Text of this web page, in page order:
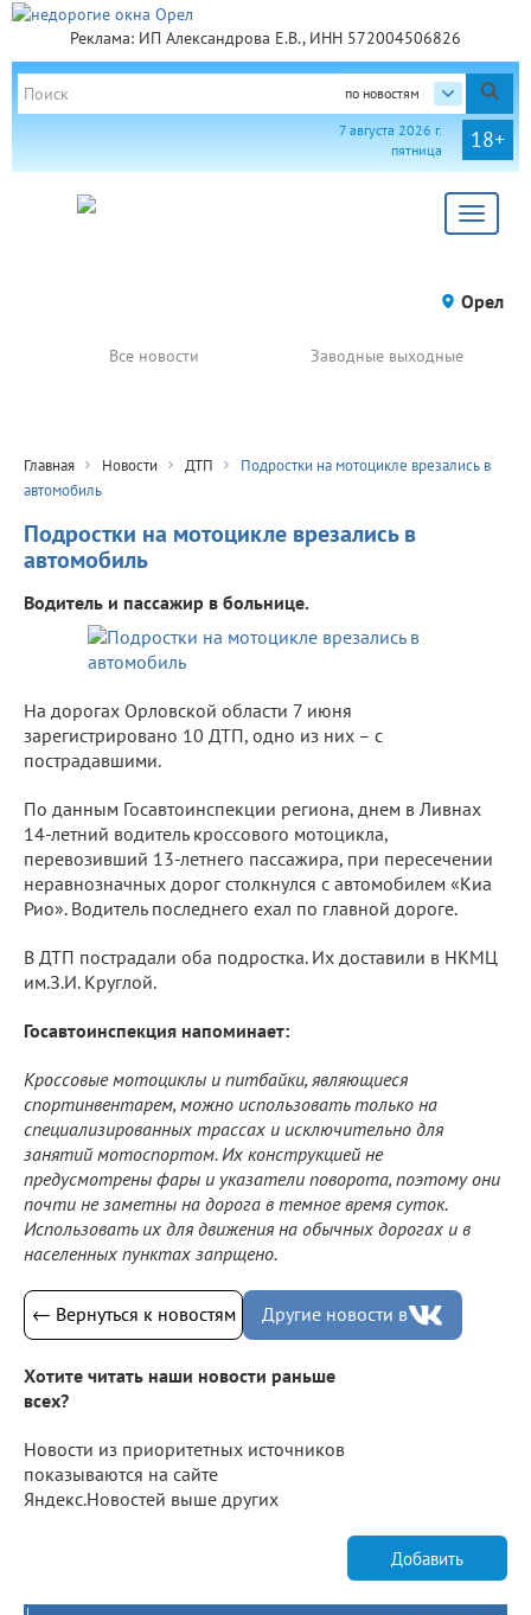
Реклама: ИП Александрова Е.В., ИНН 572004506826
по новостям
18+
7 августа 2026 г.
пятница
Toggle
Орел
Все новости Заводные выходные
Главная Новости ДТП
Подростки на мотоцикле врезались в
автомобиль
Подростки на мотоцикле врезались в
автомобиль
Водитель и пассажир в больнице.
На дорогах Орловской области 7 июня
зарегистрировано 10 ДТП, одно из них – с
пострадавшими.
По данным Госавтоинспекции региона, днем в Ливнах
14-летний водитель кроссового мотоцикла,
перевозивший 13-летнего пассажира, при пересечении
неравнозначных дорог столкнулся с автомобилем «Киа
Рио». Водитель последнего ехал по главной дороге.
В ДТП пострадали оба подростка. Их доставили в НКМЦ
им.З.И. Круглой.
Госавтоинспекция напоминает:
Кроссовые мотоциклы и питбайки, являющиеся
спортинвентарем, можно использовать только на
специализированных трассах и исключительно для
занятий мотоспортом. Их конструкцией не
предусмотрены фары и указатели поворота, поэтому они
почти не заметны на дорога в темное время суток.
Использовать их для движения на обычных дорогах и в
населенных пунктах запрщено.
← Вернуться к новостям Другие новости в
Хотите читать наши новости раньше
всех?
Новости из приоритетных источников
показываются на сайте
Яндекс.Новостей выше других
Добавить